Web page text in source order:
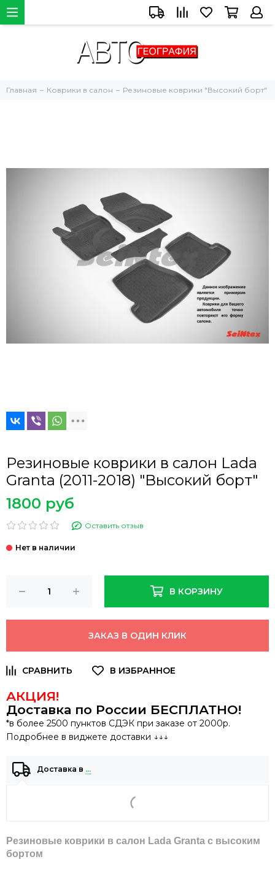
Главная Коврики в салон Резиновые коврики "Высокий борт"
Резиновые коврики в салон Lada
Granta (2011-2018) "Высокий борт"
1800 руб
Оставить отзыв
В КОРЗИНУ
ЗАКАЗ В ОДИН КЛИК
АКЦИЯ!
Доставка по России БЕСПЛАТНО!
*в более 2500 пунктов СДЭК при заказе от 2000р.
Подробнее в виджете доставки ↓↓↓
Доставка в …
Резиновые коврики в салон Lada Granta c высоким
бортом